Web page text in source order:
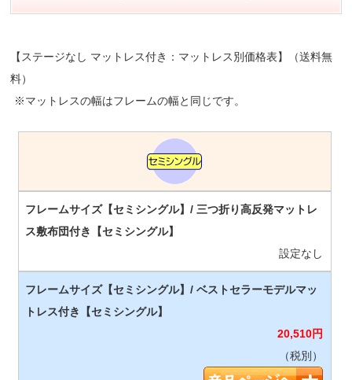
【ステージなし マットレス付き：マットレス別価格表】（送料無
料）
※マットレスの幅はフレームの幅と同じです。
設定なし
20,510円
（税別）